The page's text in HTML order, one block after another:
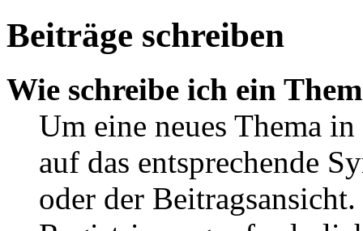
Beiträge schreiben
Wie schreibe ich ein
Um eine neues Thema
auf das entsprechende
oder der